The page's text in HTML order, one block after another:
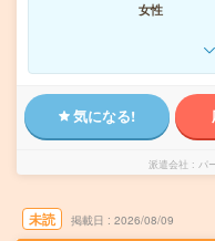
女性
気になる!
派遣会社 パ
未読 掲載日 2026/08/09